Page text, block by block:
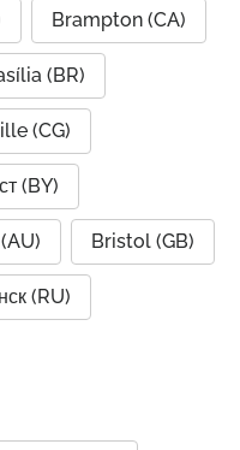
Brampton (CA)
(BR)
(CG)
(BY)
Bristol (GB)
(RU)